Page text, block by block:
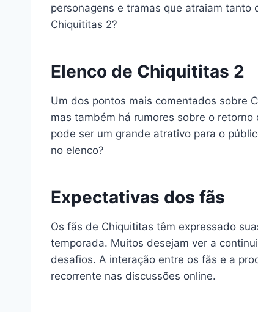
personagens e tramas que atraiam
Chiquititas 2?
Elenco de Chiquititas 2
Um dos pontos mais comentados sobre
mas também há rumores sobre o
pode ser um grande atrativo para o
no elenco?
Expectativas dos fãs
Os fãs de Chiquititas têm expressado
temporada. Muitos desejam ver a
desafios. A interação entre os fãs e a
recorrente nas discussões online.